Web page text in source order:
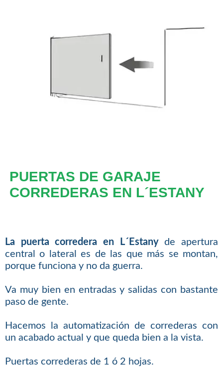
PUERTAS DE GARAJE
CORREDERAS EN L´ESTANY
La puerta corredera en L´Estanyde apertura
central o lateral es de las que más se montan,
porque funciona y no da guerra.
Va muy bien en entradas y salidas con bastante
paso de gente.
Hacemos la automatización de correderas con
un acabado actual y que queda bien a la vista.
Puertas correderas de 1 ó 2 hojas.